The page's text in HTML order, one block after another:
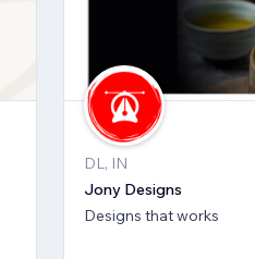
DL, IN
Jony Designs
Designs that works